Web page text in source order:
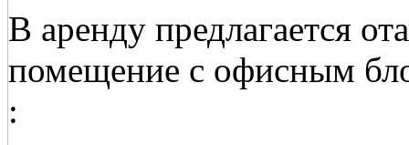
В аренду предлагается
помещение с офисным
: